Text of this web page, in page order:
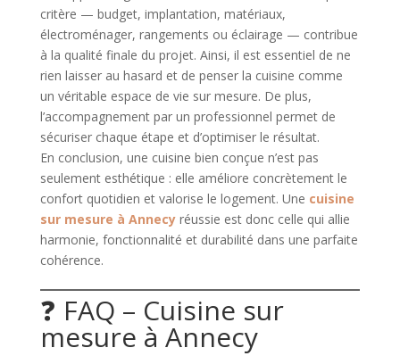
critère — budget, implantation, matériaux,
électroménager, rangements ou éclairage — contribue
à la qualité finale du projet. Ainsi, il est essentiel de ne
rien laisser au hasard et de penser la cuisine comme
un véritable espace de vie sur mesure. De plus,
l’accompagnement par un professionnel permet de
sécuriser chaque étape et d’optimiser le résultat.
En conclusion, une cuisine bien conçue n’est pas
seulement esthétique : elle améliore concrètement le
confort quotidien et valorise le logement. Une cuisine
sur mesure à Annecyréussie est donc celle qui allie
harmonie, fonctionnalité et durabilité dans une parfaite
cohérence.
❓ FAQ – Cuisine sur
mesure à Annecy